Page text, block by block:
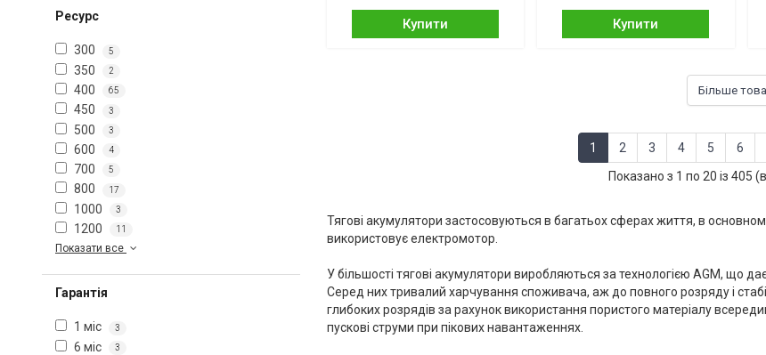
Ресурс
300 5
350 2
400 65
450 3
500 3
600 4
700 5
800 17
1000 3
1200 11
Показати все
Гарантія
1 міс 3
6 міс 3
Купити Купити
Більше
1 2 3 4 5 6
Показано з 1 по 20 із 405
Тягові акумулятори застосовуються в багатьох сферах життя, в
використовує електромотор.
У більшості тягові акумулятори виробляються за технологією AGM, що
Серед них тривалий харчування споживача, аж до повного розряду і
глибоких розрядів за рахунок використання пористого матеріалу
пускові струми при пікових навантаженнях.